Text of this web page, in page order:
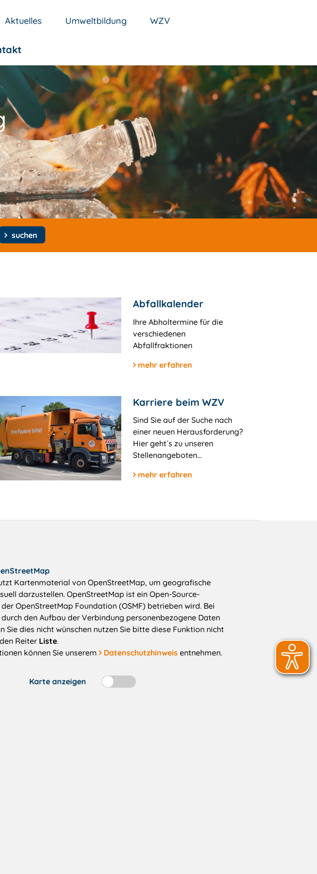
Aktuelles Umweltbildung WZV
suchen
Abfallkalender
Ihre Abholtermine für die
verschiedenen
Abfallfraktionen
mehr erfahren
Karriere beim WZV
Sind Sie auf der Suche nach
einer neuen Herausforderung?
Hier geht´s zu unseren
Stellenangeboten...
mehr erfahren
Kartenmaterial von OpenStreetMap, um geografische
darzustellen. OpenStreetMap ist ein Open-Source-
OpenStreetMap Foundation (OSMF) betrieben wird. Bei
den Aufbau der Verbindung personenbezogene Daten
Sie dies nicht wünschen nutzen Sie bitte diese Funktion nicht
Reiter Liste.
können Sie unserem
Datenschutzhinweis entnehmen.
Karte anzeigen